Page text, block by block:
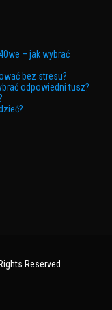
– jak wybrać
bez stresu?
odpowiedni tusz?
Reserved